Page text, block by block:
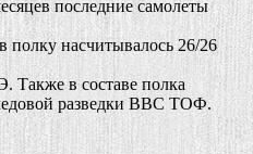
последние самолеты
насчитывалось 26/26
в составе полка
разведки ВВС ТОФ.